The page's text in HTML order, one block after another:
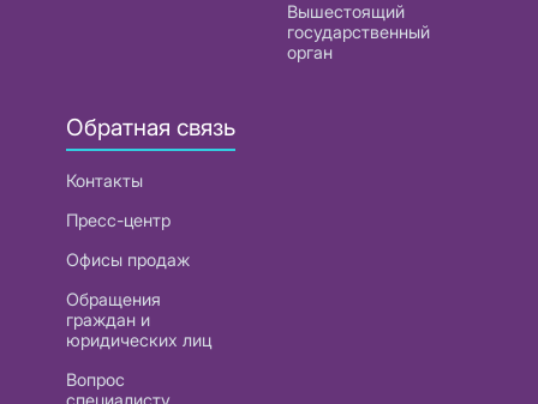
Вышестоящий
государственный
орган
Обратная связь
Контакты
Пресс-центр
Офисы продаж
Обращения
граждан и
юридических лиц
Вопрос